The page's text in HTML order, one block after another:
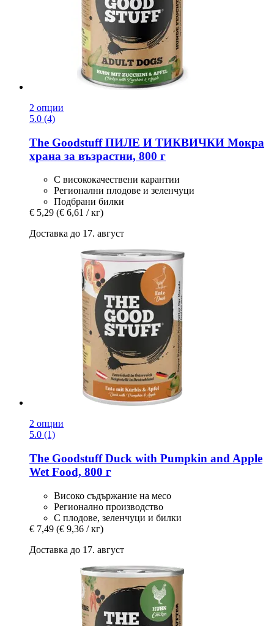
2 опции
5.0 (4)
The GoodstuffПИЛЕ И ТИКВИЧКИ Мокра
храна за възрастни, 800 г
С висококачествени карантии
Регионални плодове и зеленчуци
Подбрани билки
€ 5,29 (€ 6,61 / кг)
Доставка до 17. август
2 опции
5.0 (1)
The GoodstuffDuck with Pumpkin and Apple
Wet Food, 800 г
Високо съдържание на месо
Регионално производство
С плодове, зеленчуци и билки
€ 7,49 (€ 9,36 / кг)
Доставка до 17. август